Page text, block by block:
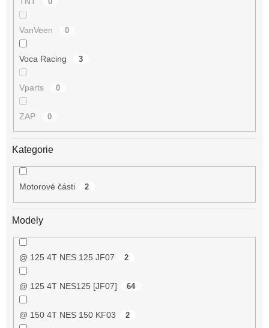
VanVeen 0
Voca Racing 3
Vparts 0
ZAP 0
Kategorie
Motorové části 2
Modely
@ 125 4T NES 125 JF07 2
@ 125 4T NES125 [JF07] 64
@ 150 4T NES 150 KF03 2